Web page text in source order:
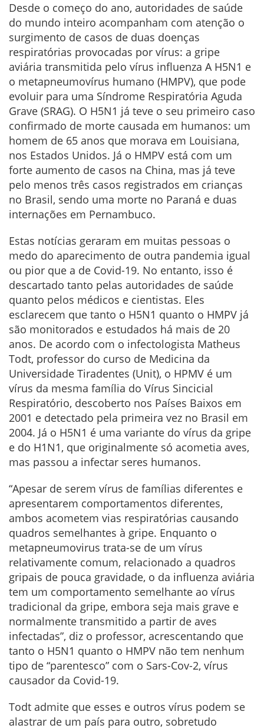
Desde o começo do ano, autoridades de saúde
do mundo inteiro acompanham com atenção o
surgimento de casos de duas doenças
respiratórias provocadas por vírus: a gripe
aviária transmitida pelo vírus influenza A H5N1 e
o metapneumovírus humano (HMPV), que pode
evoluir para uma Síndrome Respiratória Aguda
Grave (SRAG). O H5N1 já teve o seu primeiro caso
confirmado de morte causada em humanos: um
homem de 65 anos que morava em Louisiana,
nos Estados Unidos. Já o HMPV está com um
forte aumento de casos na China, mas já teve
pelo menos três casos registrados em crianças
no Brasil, sendo uma morte no Paraná e duas
internações em Pernambuco.
Estas notícias geraram em muitas pessoas o
medo do aparecimento de outra pandemia igual
ou pior que a de Covid-19. No entanto, isso é
descartado tanto pelas autoridades de saúde
quanto pelos médicos e cientistas. Eles
esclarecem que tanto o H5N1 quanto o HMPV já
são monitorados e estudados há mais de 20
anos. De acordo com o infectologista Matheus
Todt, professor do curso de Medicina da
Universidade Tiradentes (Unit), o HPMV é um
vírus da mesma família do Vírus Sincicial
Respiratório, descoberto nos Países Baixos em
2001 e detectado pela primeira vez no Brasil em
2004. Já o H5N1 é uma variante do vírus da gripe
e do H1N1, que originalmente só acometia aves,
mas passou a infectar seres humanos.
“Apesar de serem vírus de famílias diferentes e
apresentarem comportamentos diferentes,
ambos acometem vias respiratórias causando
quadros semelhantes à gripe. Enquanto o
metapneumovirus trata-se de um vírus
relativamente comum, relacionado a quadros
gripais de pouca gravidade, o da influenza aviária
tem um comportamento semelhante ao vírus
tradicional da gripe, embora seja mais grave e
normalmente transmitido a partir de aves
infectadas”, diz o professor, acrescentando que
tanto o H5N1 quanto o HMPV não tem nenhum
tipo de “parentesco” com o Sars-Cov-2, vírus
causador da Covid-19.
Todt admite que esses e outros vírus podem se
alastrar de um país para outro, sobretudo